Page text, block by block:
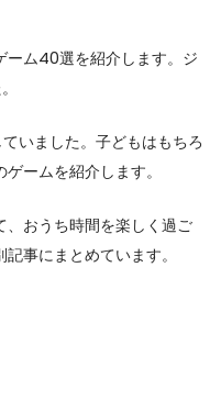
ーム40選を紹介します。ジ
いました。子どもはもちろ
ームを紹介します。
おうち時間を楽しく過ご
事にまとめています。